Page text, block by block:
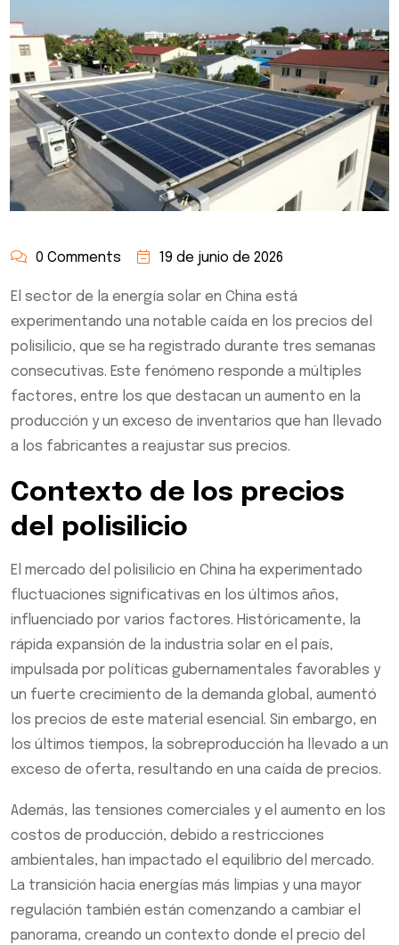
0 Comments 19 de junio de 2026
El sector de la energía solar en China está
experimentando una notable caída en los precios del
polisilicio, que se ha registrado durante tres semanas
consecutivas. Este fenómeno responde a múltiples
factores, entre los que destacan un aumento en la
producción y un exceso de inventarios que han llevado
a los fabricantes a reajustar sus precios.
Contexto de los precios
del polisilicio
El mercado del polisilicio en China ha experimentado
fluctuaciones significativas en los últimos años,
influenciado por varios factores. Históricamente, la
rápida expansión de la industria solar en el país,
impulsada por políticas gubernamentales favorables y
un fuerte crecimiento de la demanda global, aumentó
los precios de este material esencial. Sin embargo, en
los últimos tiempos, la sobreproducción ha llevado a un
exceso de oferta, resultando en una caída de precios.
Además, las tensiones comerciales y el aumento en los
costos de producción, debido a restricciones
ambientales, han impactado el equilibrio del mercado.
La transición hacia energías más limpias y una mayor
regulación también están comenzando a cambiar el
panorama, creando un contexto donde el precio del